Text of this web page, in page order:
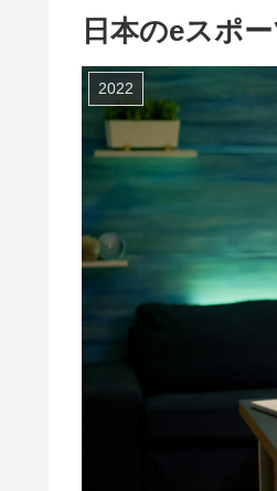
日本のeスポ
2022